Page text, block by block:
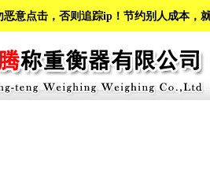
恶意点击，否则追踪ip！节约别人成本，